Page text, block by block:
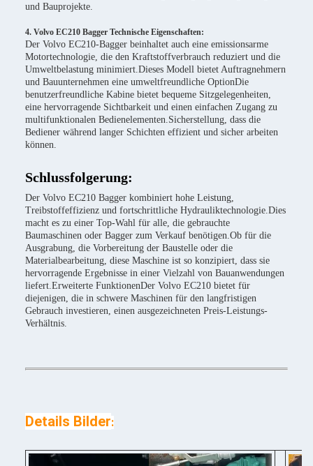
und Bauprojekte.
4. Volvo EC210 Bagger Technische Eigenschaften:
Der Volvo EC210-Bagger beinhaltet auch eine emissionsarme
Motortechnologie, die den Kraftstoffverbrauch reduziert und die
Umweltbelastung minimiert.Dieses Modell bietet Auftragnehmern
und Bauunternehmen eine umweltfreundliche OptionDie
benutzerfreundliche Kabine bietet bequeme Sitzgelegenheiten,
eine hervorragende Sichtbarkeit und einen einfachen Zugang zu
multifunktionalen Bedienelementen.Sicherstellung, dass die
Bediener während langer Schichten effizient und sicher arbeiten
können.
Schlussfolgerung:
Der Volvo EC210 Bagger kombiniert hohe Leistung,
Treibstoffeffizienz und fortschrittliche Hydrauliktechnologie.Dies
macht es zu einer Top-Wahl für alle, die gebrauchte
Baumaschinen oder Bagger zum Verkauf benötigen.Ob für die
Ausgrabung, die Vorbereitung der Baustelle oder die
Materialbearbeitung, diese Maschine ist so konzipiert, dass sie
hervorragende Ergebnisse in einer Vielzahl von Bauanwendungen
liefert.Erweiterte FunktionenDer Volvo EC210 bietet für
diejenigen, die in schwere Maschinen für den langfristigen
Gebrauch investieren, einen ausgezeichneten Preis-Leistungs-
Verhältnis.
Details Bilder: